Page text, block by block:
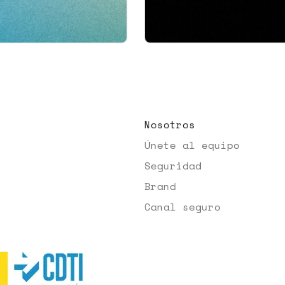
Nosotros
Únete al equipo
Seguridad
Brand
Canal seguro